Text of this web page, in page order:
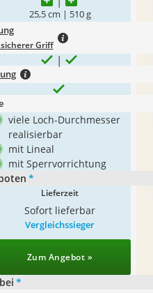
25,5 cm | 510 g
Griff
viele Loch-Durchmesser
realisierbar
mit Lineal
mit Sperrvorrichtung
*
Lieferzeit
Sofort lieferbar
Vergleichssieger
Zum Angebot »
*